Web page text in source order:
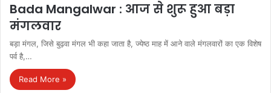
Bada Mangalwar : आज से शुरू हुआ बड़ा
मंगलवार
बड़ा मंगल, जिसे बुढ़वा मंगल भी कहा जाता है, ज्येष्ठ माह में आने वाले मंगलवारों का एक विशेष
पर्व है,…
Read More »